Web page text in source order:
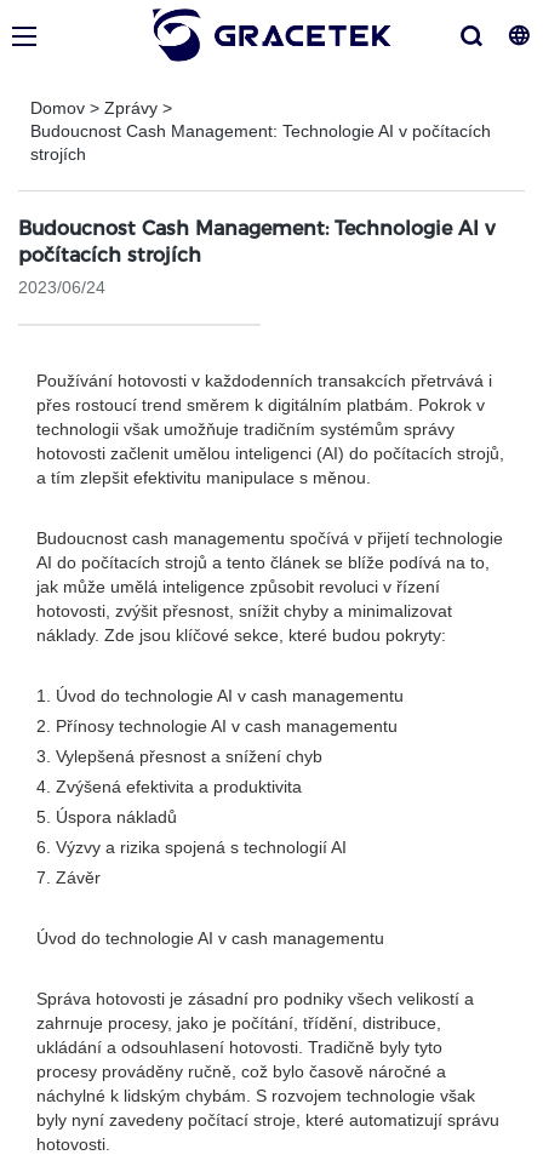
Domov > Zprávy >
Budoucnost Cash Management: Technologie AI v počítacích
strojích
Budoucnost Cash Management: Technologie AI v
počítacích strojích
2023/06/24
Používání hotovosti v každodenních transakcích přetrvává i
přes rostoucí trend směrem k digitálním platbám. Pokrok v
technologii však umožňuje tradičním systémům správy
hotovosti začlenit umělou inteligenci (AI) do počítacích strojů,
a tím zlepšit efektivitu manipulace s měnou.
Budoucnost cash managementu spočívá v přijetí technologie
AI do počítacích strojů a tento článek se blíže podívá na to,
jak může umělá inteligence způsobit revoluci v řízení
hotovosti, zvýšit přesnost, snížit chyby a minimalizovat
náklady. Zde jsou klíčové sekce, které budou pokryty:
1. Úvod do technologie AI v cash managementu
2. Přínosy technologie AI v cash managementu
3. Vylepšená přesnost a snížení chyb
4. Zvýšená efektivita a produktivita
5. Úspora nákladů
6. Výzvy a rizika spojená s technologií AI
7. Závěr
Úvod do technologie AI v cash managementu
Správa hotovosti je zásadní pro podniky všech velikostí a
zahrnuje procesy, jako je počítání, třídění, distribuce,
ukládání a odsouhlasení hotovosti. Tradičně byly tyto
procesy prováděny ručně, což bylo časově náročné a
náchylné k lidským chybám. S rozvojem technologie však
byly nyní zavedeny počítací stroje, které automatizují správu
hotovosti.